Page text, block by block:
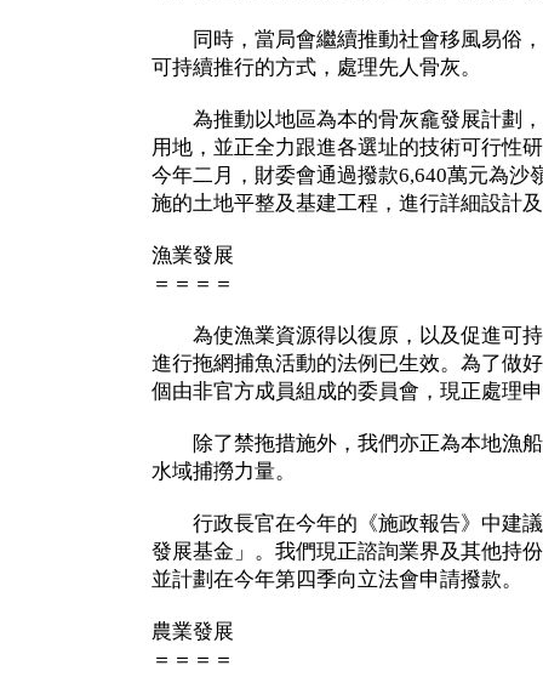
同時，當局會繼續推動社會移風易俗，
可持續推行的方式，處理先人骨灰。
為推動以地區為本的骨灰龕發展計劃，
用地，並正全力跟進各選址的技術可行性
今年二月，財委會通過撥款6,640萬元為沙
施的土地平整及基建工程，進行詳細設計
漁業發展
＝＝＝＝
為使漁業資源得以復原，以及促進可持
進行拖網捕魚活動的法例已生效。為了做
個由非官方成員組成的委員會，現正處理
除了禁拖措施外，我們亦正為本地漁船
水域捕撈力量。
行政長官在今年的《施政報告》中建議
發展基金」。我們現正諮詢業界及其他持
並計劃在今年第四季向立法會申請撥款。
農業發展
＝＝＝＝